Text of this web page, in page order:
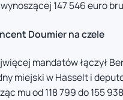
147 546 euro
Doumier na czele
mandatów łączył
miejski w Hasselt i
mu od 118 799 do 155